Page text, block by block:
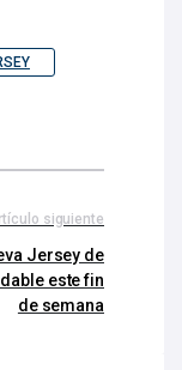
siguiente
Jersey de
este fin
de semana